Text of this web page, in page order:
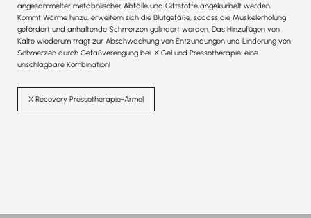
angesammelter metabolischer Abfälle und Giftstoffe angekurbelt werden.
Kommt Wärme hinzu, erweitern sich die Blutgefäße, sodass die Muskelerholung
gefördert und anhaltende Schmerzen gelindert werden. Das Hinzufügen von
Kälte wiederum trägt zur Abschwächung von Entzündungen und Linderung von
Schmerzen durch Gefäßverengung bei. X Gel und Pressotherapie: eine
unschlagbare Kombination!
X Recovery Pressotherapie-Ärmel
WARM ODER KALT?